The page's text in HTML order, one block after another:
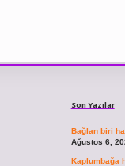
Son Yazılar
Bağlan biri
Ağustos 6,
Kaplumbağa
ilbet